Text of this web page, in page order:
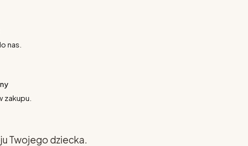
nas.
Twojego dziecka.